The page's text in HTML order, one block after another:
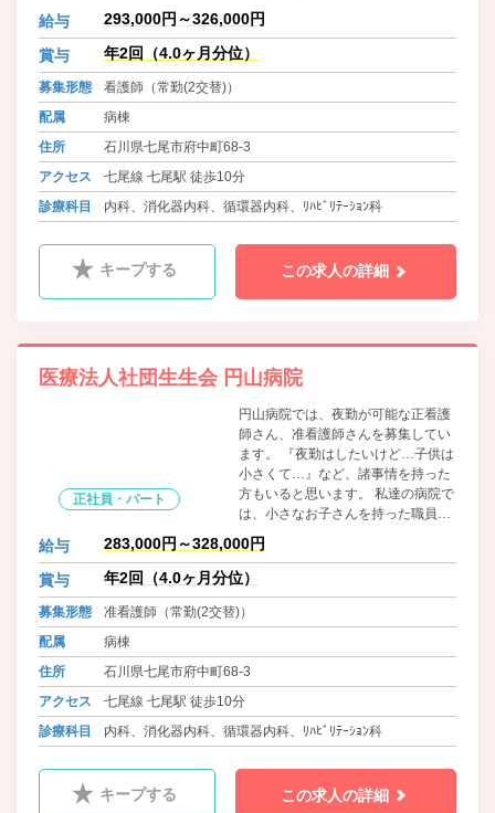
多く、お子さんの病気などでの急な
お休み、学校の行事の参加、家族旅
行に行きたい等、さまざまな勤務状
況に対してスタッフ全員が協力し対
います。
給与 293,000円～326,000円
賞与 年2回（4.0ヶ月分位）
募集形態
看護師（常勤(2交替)）
配属
病棟
住所
石川県七尾市府中町68-3
アクセス
七尾線 七尾駅 徒歩10分
診療科目
内科、消化器内科、循環器内科、ﾘﾊﾋﾞﾘﾃｰｼｮﾝ科
キープする この求人の詳細
医療法人社団生生会 円山病院
正社員・パート
円山病院では、夜勤が可能な正看護
師さん、准看護師さんを募集してい
ます。 『夜勤はしたいけど…子供は
小さくて…』など、諸事情を持った
方もいると思います。 私達の病院で
は、小さなお子さんを持った職員が
多く、お子さんの病気などでの急な
お休み、学校の行事の参加、家族旅
行に行きたい等、さまざまな勤務状
応しています。また、スタッフの事
情を考慮して、勤務の調整も行って
給与 283,000円～328,000円
賞与 年2回（4.0ヶ月分位）
募集形態
准看護師（常勤(2交替)）
配属
病棟
住所
石川県七尾市府中町68-3
アクセス
七尾線 七尾駅 徒歩10分
診療科目
内科、消化器内科、循環器内科、ﾘﾊﾋﾞﾘﾃｰｼｮﾝ科
キープする この求人の詳細